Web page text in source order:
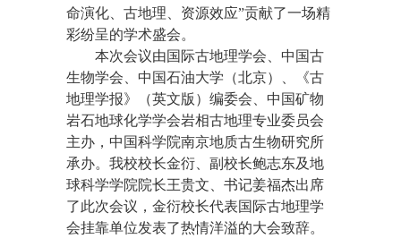
命演化、古地理、资源效应”贡献了一场精
彩纷呈的学术盛会。
本次会议由国际古地理学会、中国古
生物学会、中国石油大学（北京）、《古
地理学报》（英文版）编委会、中国矿物
岩石地球化学学会岩相古地理专业委员会
主办，中国科学院南京地质古生物研究所
承办。我校校长金衍、副校长鲍志东及地
球科学学院院长王贵文、书记姜福杰出席
了此次会议，金衍校长代表国际古地理学
会挂靠单位发表了热情洋溢的大会致辞。